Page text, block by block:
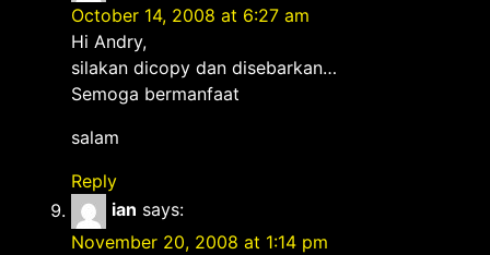
October 14, 2008 at 6:27 am
Hi Andry,
silakan dicopy dan disebarkan…
Semoga bermanfaat
salam
Reply
ian says:
November 20, 2008 at 1:14 pm